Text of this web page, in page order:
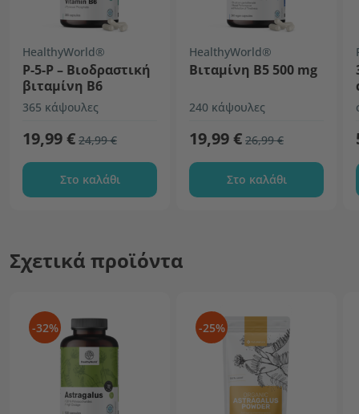
HealthyWorld®
P-5-P – Βιοδραστική
βιταμίνη Β6
365 κάψουλες
19,99 € 24,99 €
Στο καλάθι
HealthyWorld®
Βιταμίνη Β5 500 mg
240 κάψουλες
19,99 € 26,99 €
Στο καλάθι
Σχετικά προϊόντα
-32% -25%